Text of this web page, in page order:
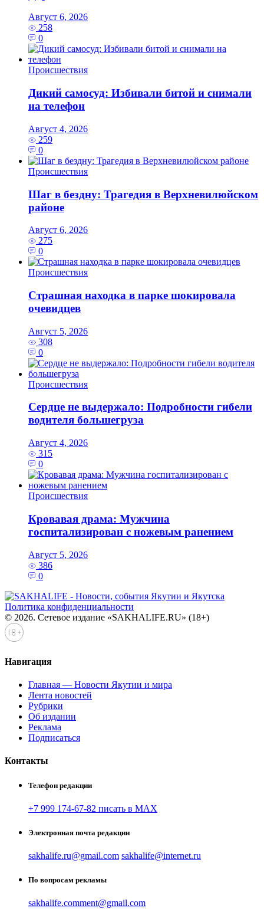
Август 6, 2026
258
0
Происшествия
Дикий самосуд: Избивали битой и снимали
на телефон
Август 4, 2026
259
0
Происшествия
Шаг в бездну: Трагедия в Верхневилюйском
районе
Август 6, 2026
275
0
Происшествия
Страшная находка в парке шокировала
очевидцев
Август 5, 2026
308
0
Происшествия
Сердце не выдержало: Подробности гибели
водителя большегруза
Август 4, 2026
315
0
Происшествия
Кровавая драма: Мужчина
госпитализирован с ножевым ранением
Август 5, 2026
386
0
Политика конфиденциальности
© 2026. Сетевое издание «SAKHALIFE.RU» (18+)
Навигация
Главная — Новости Якутии и мира
Лента новостей
Рубрики
Об издании
Реклама
Подписаться
Контакты
Телефон редакции
+7 999 174-67-82 писать в MAX
Электронная почта редакции
sakhalife.ru@gmail.com sakhalife@internet.ru
По вопросам рекламы
sakhalife.comment@gmail.com